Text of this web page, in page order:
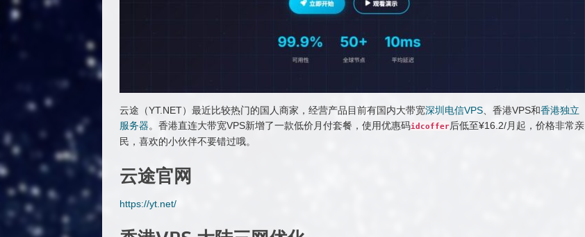
云途（YT.NET）最近比较热门的国人商家，经营产品目前有国内大带宽深圳电信VPS 、香港VPS和香港独立
服务器。香港直连大带宽VPS新增了一款低价月付套餐，使用优惠码idcoffer后低至¥16.2/月起，价格非常亲
民，喜欢的小伙伴不要错过哦。
云途官网
https://yt.net/